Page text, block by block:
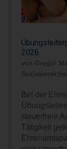
2026
von Gregor
Bei der
steuerfreie
Tätigkeit